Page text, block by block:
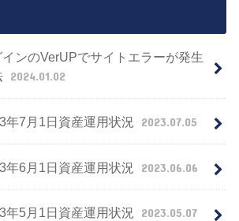
ンのVerUPでサイトエラーが発生
2024.01.02
年7月1日資産運用状況 2023.07.05
年6月1日資産運用状況 2023.06.06
年5月1日資産運用状況 2023.05.07